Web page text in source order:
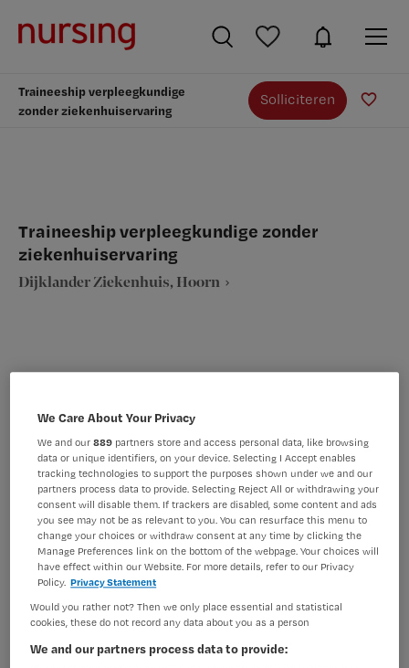
Traineeship verpleegkundige
zonder ziekenhuiservaring
Solliciteren
Traineeship verpleegkundige zonder
ziekenhuiservaring
Dijklander Ziekenhuis, Hoorn
Verpleegkunde
BRANCHE
Ziekenhuis
AANSTELLING
Tijdelijk met uitzicht op vast
PLAATSINGSDATUM
16 mei 2024
NIVEAU
MBO
ERVARING
Ervaren
DIENSTVERBAND
Vacature niet beschikbaar
We Care About Your Privacy
We and our889 partners store and access personal data, like browsing
data or unique identifiers, on your device. Selecting I Accept enables
tracking technologies to support the purposes shown under we and our
partners process data to provide. Selecting Reject All or withdrawing your
consent will disable them. If trackers are disabled, some content and ads
you see may not be as relevant to you. You can resurface this menu to
change your choices or withdraw consent at any time by clicking the
Manage Preferences link on the bottom of the webpage. Your choices will
have effect within our Website. For more details, refer to our Privacy
Policy. Privacy Statement
Would you rather not? Then we only place essential and statistical
cookies, these do not record any data about you as a person
We and our partners process data to provide: